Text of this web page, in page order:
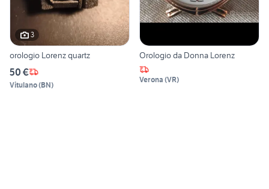
3
orologio Lorenz quartz
50 €
Vitulano(BN)
Orologio da Donna Lorenz
Verona (VR)